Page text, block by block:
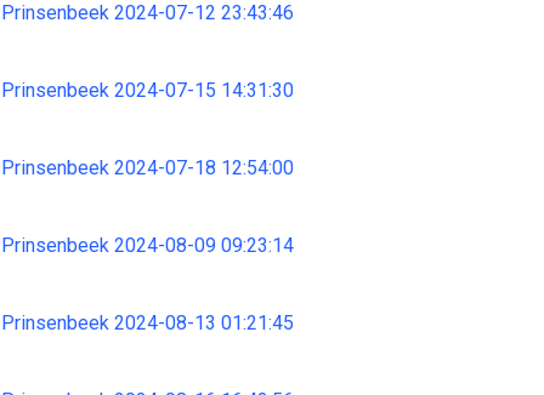
2024-07-12 23:43:46
2024-07-15 14:31:30
2024-07-18 12:54:00
2024-08-09 09:23:14
2024-08-13 01:21:45